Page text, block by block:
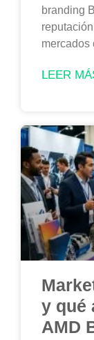
branding
mercados
LEER
y qué
AMD